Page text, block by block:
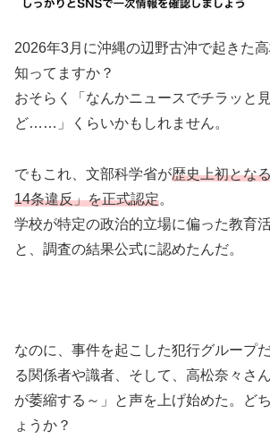
2026年3月に沖縄の辺野古沖で起きた
知ってますか？
おそらく「なんかニュースでチラッと
ど……」くらいかもしれません。
でもこれ、文部科学省が歴史上初とな
14条違反」を正式認定。
学校が特定の政治的立場に偏った教育
と、調査の結果公式に認めたんだ。
なのに、事件を起こした犯行グループ
る関係者や識者、そして、高松奈々さ
が萎縮する～」と声を上げ始めた。ど
ょうか？